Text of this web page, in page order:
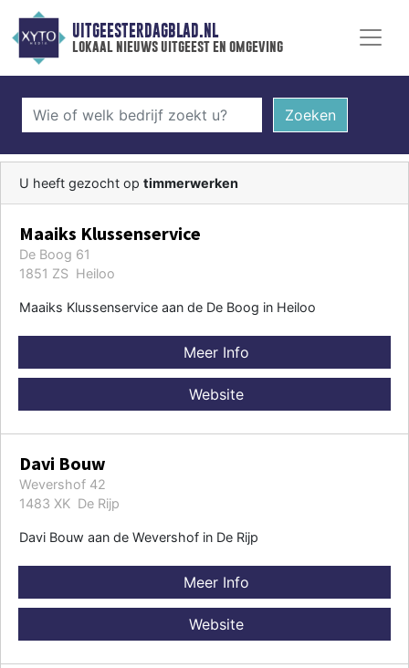
UITGEESTERDAGBLAD.NL
lokaal nieuws uitgeest en omgeving
Zoeken
U heeft gezocht op timmerwerken
Maaiks Klussenservice
De Boog 61
1851 ZS Heiloo
Maaiks Klussenservice aan de De Boog in Heiloo
Meer Info
Website
Davi Bouw
Wevershof 42
1483 XK De Rijp
Davi Bouw aan de Wevershof in De Rijp
Meer Info
Website